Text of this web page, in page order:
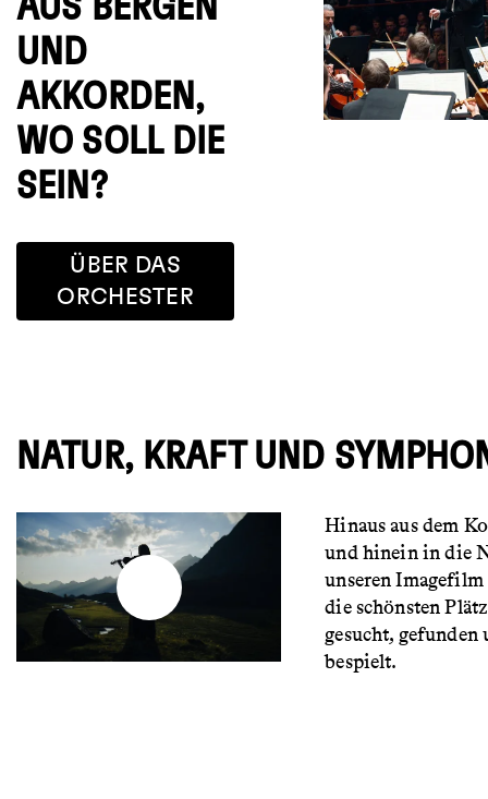
UND
AKKORDEN,
WO SOLL DIE
SEIN?
ÜBER DAS
ORCHESTER
NATUR, KRAFT UND
Hinaus aus dem
und hinein in die
unseren
die schönsten
gesucht, gefunden
bespielt.